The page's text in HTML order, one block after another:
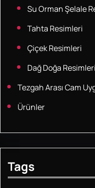
Su Orman Şelale
Tahta Resimleri
Çiçek Resimleri
Dağ Doğa Resimleri
Tezgah Arası Cam
Ürünler
Tags